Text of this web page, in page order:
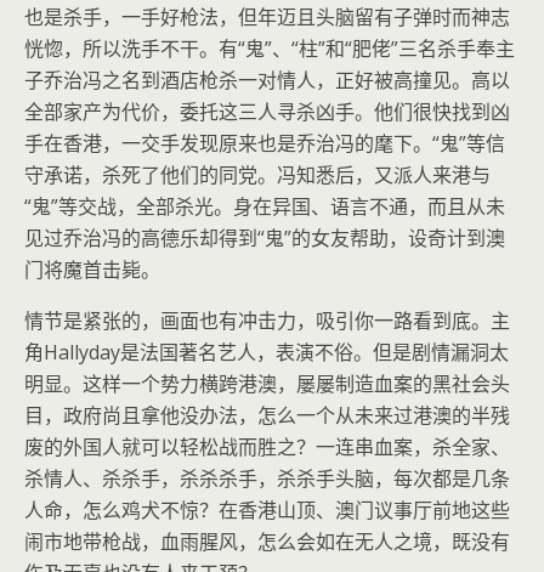
也是杀手，一手好枪法，但年迈且头脑留有子弹时而神志
恍惚，所以洗手不干。有“鬼”、“柱”和“肥佬”三名杀手奉主
子乔治冯之名到酒店枪杀一对情人，正好被高撞见。高以
全部家产为代价，委托这三人寻杀凶手。他们很快找到凶
手在香港，一交手发现原来也是乔治冯的麾下。“鬼”等信
守承诺，杀死了他们的同党。冯知悉后，又派人来港与
“鬼”等交战，全部杀光。身在异国、语言不通，而且从未
见过乔治冯的高德乐却得到“鬼”的女友帮助，设奇计到澳
门将魔首击毙。
情节是紧张的，画面也有冲击力，吸引你一路看到底。主
角Hallyday是法国著名艺人，表演不俗。但是剧情漏洞太
明显。这样一个势力横跨港澳，屡屡制造血案的黑社会头
目，政府尚且拿他没办法，怎么一个从未来过港澳的半残
废的外国人就可以轻松战而胜之？一连串血案，杀全家、
杀情人、杀杀手，杀杀杀手，杀杀手头脑，每次都是几条
人命，怎么鸡犬不惊？在香港山顶、澳门议事厅前地这些
闹市地带枪战，血雨腥风，怎么会如在无人之境，既没有